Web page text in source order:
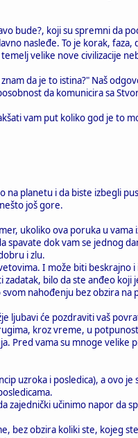
bude?, koji su spremni da
nasleđe. To je korak,
velike nove civilizacije
da je to istina?" Naš
da komunicira sa
vam put koliko god je to
planetu i da biste izbegli
još gore.
ukoliko ova poruka u vama
dok vam se jednog
i zlu.
I može biti beskrajno
bilo da ste anđeo
svom nahođenju bez obzira
ljubavi će pozdraviti vaš
kroz vreme, u
Pred vama su mnoge
uzroka i posledica), a ovo
zajednički učinimo napor da
bez obzira koliki ste, kojeg